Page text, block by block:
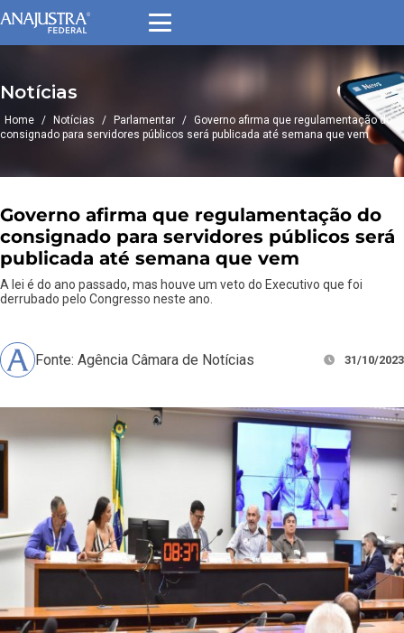
Notícias
Home / Notícias / Parlamentar / Governo afirma que regulamentação do
consignado para servidores públicos será publicada até semana que vem
Governo afirma que regulamentação do
consignado para servidores públicos será
publicada até semana que vem
A lei é do ano passado, mas houve um veto do Executivo que foi
derrubado pelo Congresso neste ano.
Fonte: Agência Câmara de Notícias 31/10/2023